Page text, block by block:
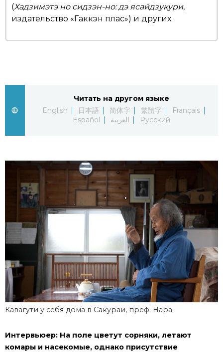
(Хадзимэтэ но сидзэн-но: дэ ясайдзукури,
издательство «Гаккэн плас») и других.
Читать на другом языке
English
日本語 简体字 繁體字
Français
Español
العربية Русский
Кавагути у себя дома в Сакураи, преф. Нара
Интервьюер: На поле цветут сорняки, летают
комары и насекомые, однако присутствие